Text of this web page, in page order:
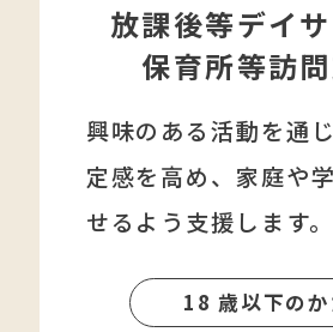
放課後等デイ
保育所等訪
興味のある活動を通
定感を高め、家庭や
せるよう支援します。
18 歳以下のか